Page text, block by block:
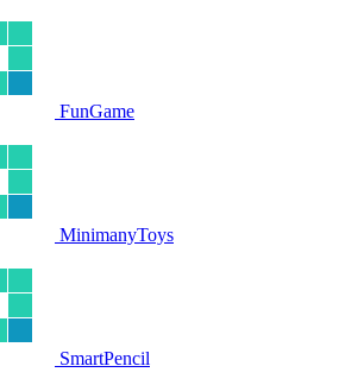
FunGame
MinimanyToys
SmartPencil